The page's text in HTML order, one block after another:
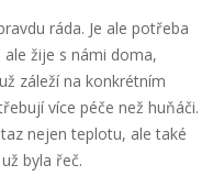
ráda. Je ale potřeba
žije s námi doma,
záleží na konkrétním
více péče než huňáči.
nejen teplotu, ale také
byla řeč.